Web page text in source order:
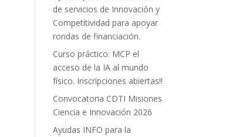
de servicios de Innovación y
Competitividad para apoyar
rondas de financiación.
Curso práctico: MCP el
acceso de la IA al mundo
físico. Inscripciones abiertas!!
Convocatoria CDTI Misiones
Ciencia e Innovación 2026
Ayudas INFO para la